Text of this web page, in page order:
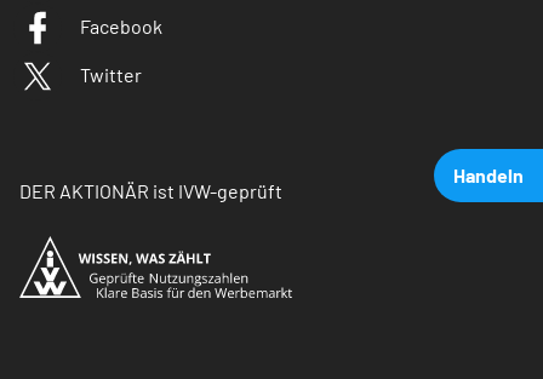
Handeln
Facebook
Twitter
DER AKTIONÄR ist IVW-geprüft